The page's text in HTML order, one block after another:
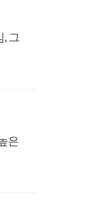
, 그
은